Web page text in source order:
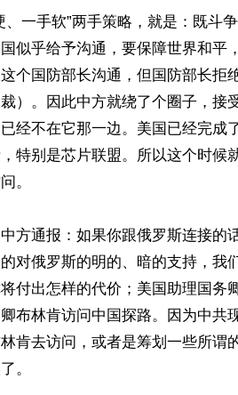
一手软”两手策略，就是：既斗
似乎给予沟通，要保障世界和平
个国防部长沟通，但国防部长拒
）。因此中方就绕了个圈子，接
经不在它那一边。美国已经完成
特别是芯片联盟。所以这个时候
。
方通报：如果你跟俄罗斯连接的
对俄罗斯的明的、暗的支持，我
付出怎样的代价；美国助理国务
布林肯访问中国探路。因为中共
肯去访问，或者是筹划一些所谓
。